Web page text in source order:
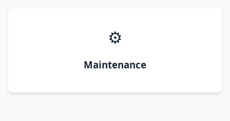
⚙️
Maintenance